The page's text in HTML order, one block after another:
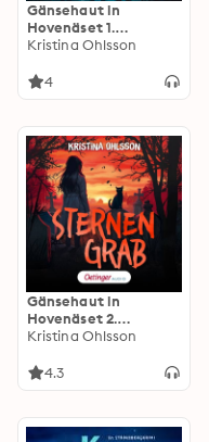
Gänsehaut in
Hovenäset 1.
Flammenrad
Kristina Ohlsson
4
Gänsehaut in
Hovenäset 2.
Sternengrab
Kristina Ohlsson
4.3